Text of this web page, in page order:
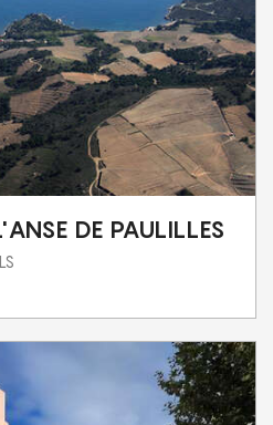
DE PAULILLES